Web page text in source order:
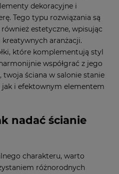
dekoracyjne i
Tego typu rozwiązania są
estetyczne, wpisując
aranżacji.
które komplementują styl
współgrać z jego
ściana w salonie stanie
i efektownym elementem
nadać ścianie
charakteru, warto
różnorodnych